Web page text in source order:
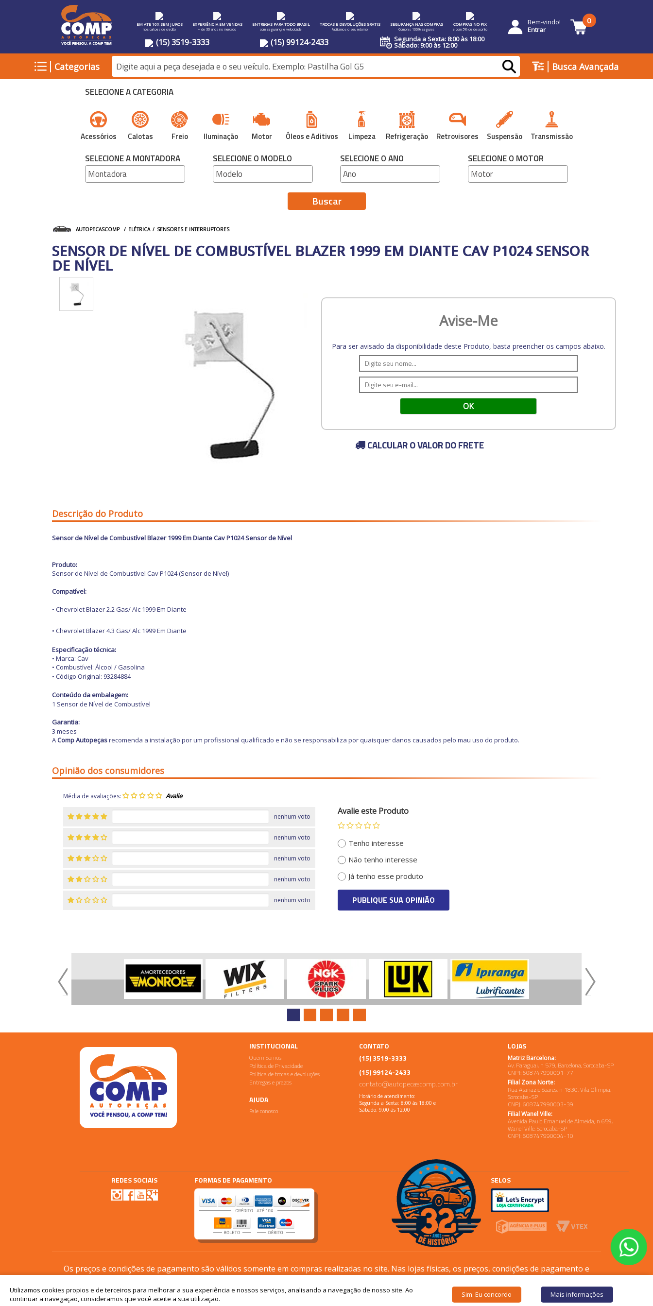
EM ATE 10X SEM JUROS
nos cartoes de credito
EXPERIÊNCIA EM VENDAS
+ de 30 anos no mercado
ENTREGAS PARA TODO BRASIL
com segurança e velocidade
TROCAS E DEVOLUÇÕES GRATIS
Facilitamos o seu retorno
SEGURANÇA NAS COMPRAS
Compras 100% seguras
COMPRAS NO PIX
e com 5% de desconto
(15) 3519-3333 (15) 99124-2433 Segunda a Sexta: 8:00 às 18:00
Sábado: 9:00 às 12:00
Bem-vindo!
Entrar
0
| Categorias | Busca Avançada
SELECIONE A CATEGORIA
Acessórios Calotas Freio Iluminação Motor Óleos e Aditivos Limpeza Refrigeração Retrovisores Suspensão Transmissão
SELECIONE A MONTADORA SELECIONE O MODELO SELECIONE O ANO SELECIONE O MOTOR
Buscar
AUTOPECASCOMP ELÉTRICA SENSORES E INTERRUPTORES
SENSOR DE NÍVEL DE COMBUSTÍVEL BLAZER 1999 EM DIANTE CAV P1024 SENSOR
DE NÍVEL
Avise-Me
Para ser avisado da disponibilidade deste Produto, basta preencher os campos abaixo.
CALCULAR O VALOR DO FRETE
Descrição do Produto
Sensor de Nível de Combustível Blazer 1999 Em Diante Cav P1024 Sensor de Nível
Produto:
Sensor de Nível de Combustível Cav P1024 (Sensor de Nível)
Compatível:
• Chevrolet Blazer 2.2 Gas/ Alc 1999 Em Diante
• Chevrolet Blazer 4.3 Gas/ Alc 1999 Em Diante
Especificação técnica:
• Marca: Cav
• Combustível: Álcool / Gasolina
• Código Original: 93284884
Conteúdo da embalagem:
1 Sensor de Nível de Combustível
Garantia:
3 meses
AComp Autopeçasrecomenda a instalação por um profissional qualificado e não se responsabiliza por quaisquer danos causados pelo mau uso do produto.
Opinião dos consumidores
Média de avaliações:
nenhum voto
nenhum voto
nenhum voto
nenhum voto
nenhum voto
Avalie este Produto
Tenho interesse
Não tenho interesse
Já tenho esse produto
PUBLIQUE SUA OPINIÃO
INSTITUCIONAL
Quem Somos
Política de Privacidade
Política de trocas e devoluções
Entregas e prazos
AJUDA
Fale conosco
CONTATO
(15) 3519-3333
(15) 99124-2433
contato@autopecascomp.com.br
Horário de atendimento:
Segunda a Sexta: 8:00 às 18:00 e
Sábado: 9:00 às 12:00
LOJAS
Matriz Barcelona:
Av. Paraguai, n 579, Barcelona, Sorocaba-SP
CNPJ: 608747990001-77
Filial Zona Norte:
Rua Atanazio Soares, n 1830, Vila Olimpia,
Sorocaba-SP
CNPJ: 608747990003-39
Filial Wanel Ville:
Avenida Paulo Emanuel de Almeida, n 659,
Wanel Ville, Sorocaba-SP
CNPJ: 608747990004-10
REDES SOCIAIS FORMAS DE PAGAMENTO SELOS
Os preços e condições de pagamento são válidos somente em compras realizadas no site. Nas lojas físicas, os preços, condições de pagamento e
Os preços podem sofrer alterações sem aviso prévio
Utilizamos cookies propios e de terceiros para melhorar a sua experiência e nossos serviços, analisando a navegação de nosso site. Ao
continuar a navegação, consideramos que você aceite a sua utilização.
Sim. Eu concordo Mais informações